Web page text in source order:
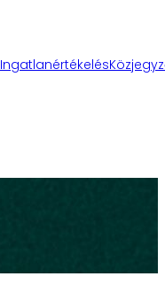
Ingatlanértékelés